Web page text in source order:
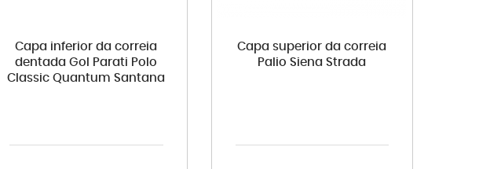
Capa inferior da correia
dentada Gol Parati Polo
Classic Quantum Santana
Capa superior da correia
Palio Siena Strada